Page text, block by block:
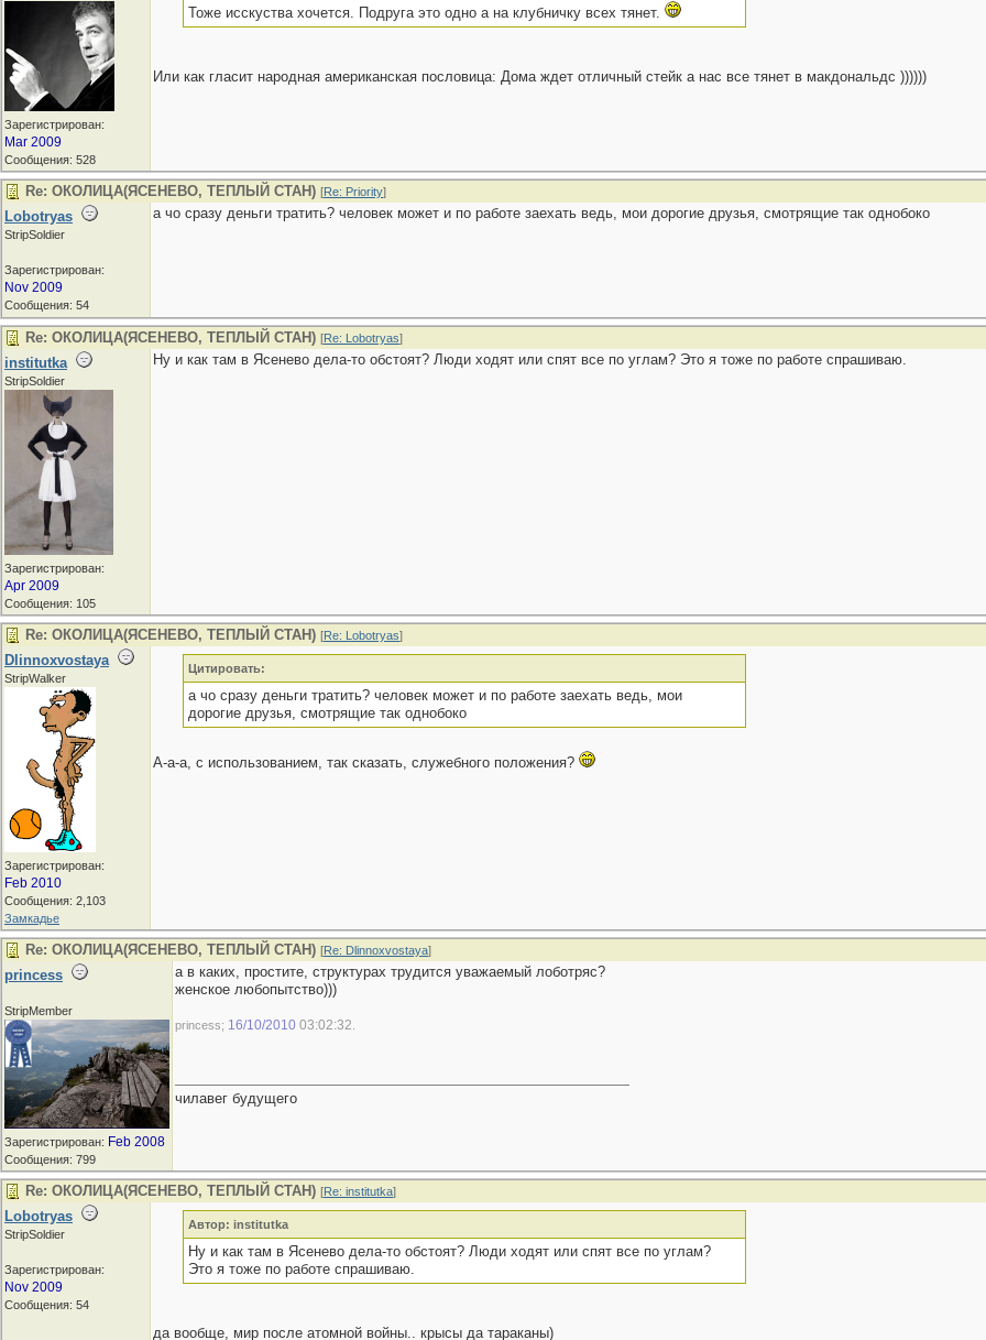
Зарегистрирован:
Mar 2009
Сообщения: 528
Тоже исскуства хочется. Подруга это одно а на клубничку всех тянет.
Или как гласит народная американская пословица: Дома ждет отличный стейк а нас все тянет в макдональдс ))))))
Re: ОКОЛИЦА(ЯСЕНЕВО, ТЕПЛЫЙ СТАН) [Re: Priority]
Lobotryas
StripSoldier
Зарегистрирован:
Nov 2009
Сообщения: 54
а чо сразу деньги тратить? человек может и по работе заехать ведь, мои дорогие друзья, смотрящие так однобоко
Re: ОКОЛИЦА(ЯСЕНЕВО, ТЕПЛЫЙ СТАН) [Re: Lobotryas]
institutka
StripSoldier
Зарегистрирован:
Apr 2009
Сообщения: 105
Ну и как там в Ясенево дела-то обстоят? Люди ходят или спят все по углам? Это я тоже по работе спрашиваю.
Re: ОКОЛИЦА(ЯСЕНЕВО, ТЕПЛЫЙ СТАН) [Re: Lobotryas]
Dlinnoxvostaya
StripWalker
Зарегистрирован:
Feb 2010
Сообщения: 2,103
Замкадье
Цитировать:
а чо сразу деньги тратить? человек может и по работе заехать ведь, мои
дорогие друзья, смотрящие так однобоко
А-а-а, с использованием, так сказать, служебного положения?
Re: ОКОЛИЦА(ЯСЕНЕВО, ТЕПЛЫЙ СТАН) [Re: Dlinnoxvostaya]
princess
StripMember
Зарегистрирован: Feb 2008
Сообщения: 799
а в каких, простите, структурах трудится уважаемый лоботряс?
женское любопытство)))
princess; 16/10/2010 03:02:32
чилавег будущего
Re: ОКОЛИЦА(ЯСЕНЕВО, ТЕПЛЫЙ СТАН) [Re: institutka]
Lobotryas
StripSoldier
Зарегистрирован:
Nov 2009
Сообщения: 54
Автор: institutka
Ну и как там в Ясенево дела-то обстоят? Люди ходят или спят все по углам?
Это я тоже по работе спрашиваю.
да вообще, мир после атомной войны.. крысы да тараканы)